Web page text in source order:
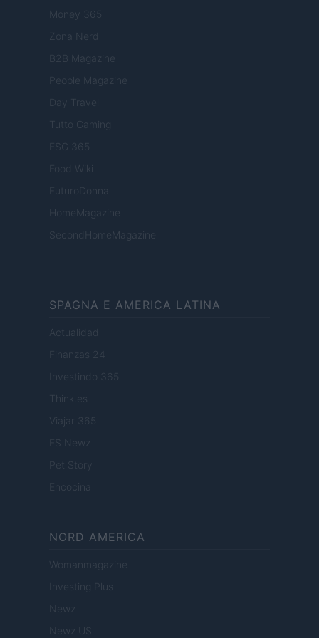
Money 365
Zona Nerd
B2B Magazine
People Magazine
Day Travel
Tutto Gaming
ESG 365
Food Wiki
FuturoDonna
HomeMagazine
SecondHomeMagazine
SPAGNA E AMERICA LATINA
Actualidad
Finanzas 24
Investindo 365
Think.es
Viajar 365
ES Newz
Pet Story
Encocina
NORD AMERICA
Womanmagazine
Investing Plus
Newz
Newz US